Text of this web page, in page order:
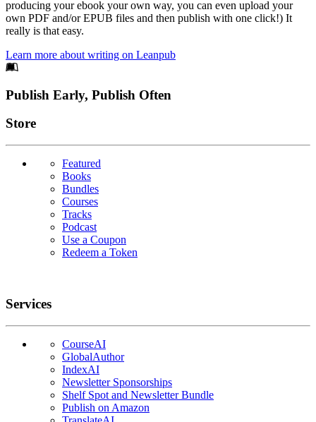
producing your ebook your own way, you can even upload your
own PDF and/or EPUB files and then publish with one click!) It
really is that easy.
Learn more about writing on Leanpub
Footer
Publish Early, Publish Often
Links
Store
Featured
Books
Bundles
Courses
Tracks
Podcast
Use a Coupon
Redeem a Token
Services
CourseAI
GlobalAuthor
IndexAI
Newsletter Sponsorships
Shelf Spot and Newsletter Bundle
Publish on Amazon